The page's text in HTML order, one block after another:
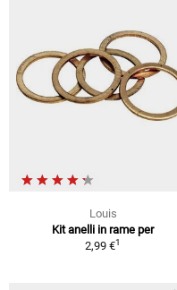
Louis
Kit anelli in rame per
2,99 €1